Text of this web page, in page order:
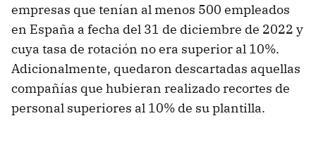
empresas que tenían al menos 500 empleados
en España a fecha del 31 de diciembre de 2022 y
cuya tasa de rotación no era superior al 10%.
Adicionalmente, quedaron descartadas aquellas
compañías que hubieran realizado recortes de
personal superiores al 10% de su plantilla.